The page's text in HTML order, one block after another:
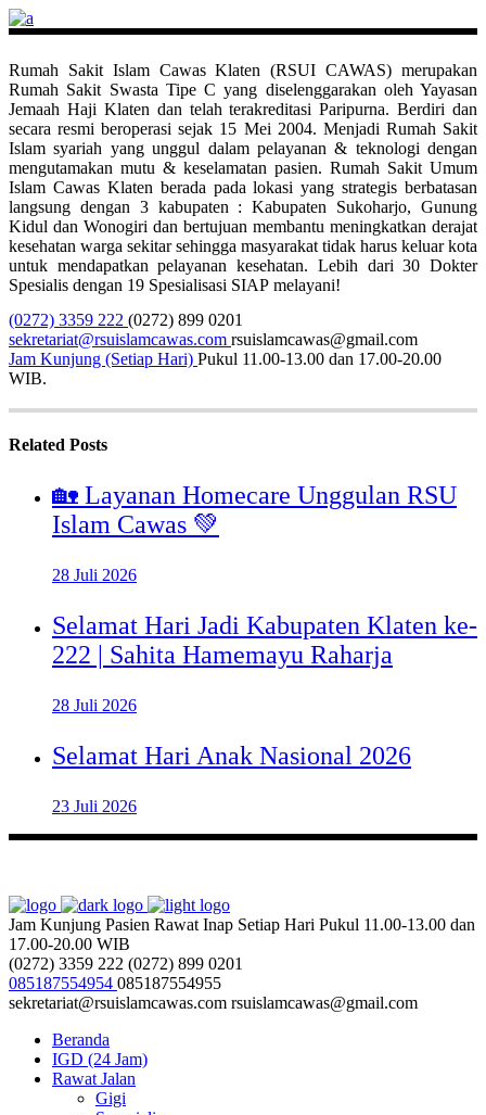
Rumah Sakit Islam Cawas Klaten (RSUI CAWAS) merupakan
Rumah Sakit Swasta Tipe C yang diselenggarakan oleh Yayasan
Jemaah Haji Klaten dan telah terakreditasi Paripurna. Berdiri dan
secara resmi beroperasi sejak 15 Mei 2004. Menjadi Rumah Sakit
Islam syariah yang unggul dalam pelayanan & teknologi dengan
mengutamakan mutu & keselamatan pasien. Rumah Sakit Umum
Islam Cawas Klaten berada pada lokasi yang strategis berbatasan
langsung dengan 3 kabupaten : Kabupaten Sukoharjo, Gunung
Kidul dan Wonogiri dan bertujuan membantu meningkatkan derajat
kesehatan warga sekitar sehingga masyarakat tidak harus keluar kota
untuk mendapatkan pelayanan kesehatan. Lebih dari 30 Dokter
Spesialis dengan 19 Spesialisasi SIAP melayani!
(0272) 3359 222 (0272) 899 0201
sekretariat@rsuislamcawas.com rsuislamcawas@gmail.com
Jam Kunjung (Setiap Hari) Pukul 11.00-13.00 dan 17.00-20.00
WIB.
Related Posts
🏡 Layanan Homecare Unggulan RSU
Islam Cawas 💚
28 Juli 2026
Selamat Hari Jadi Kabupaten Klaten ke-
222 | Sahita Hamemayu Raharja
28 Juli 2026
Selamat Hari Anak Nasional 2026
23 Juli 2026
Jam Kunjung Pasien Rawat Inap Setiap Hari Pukul 11.00-13.00 dan
17.00-20.00 WIB
(0272) 3359 222 (0272) 899 0201
085187554954 085187554955
sekretariat@rsuislamcawas.com rsuislamcawas@gmail.com
Beranda
IGD (24 Jam)
Rawat Jalan
Gigi